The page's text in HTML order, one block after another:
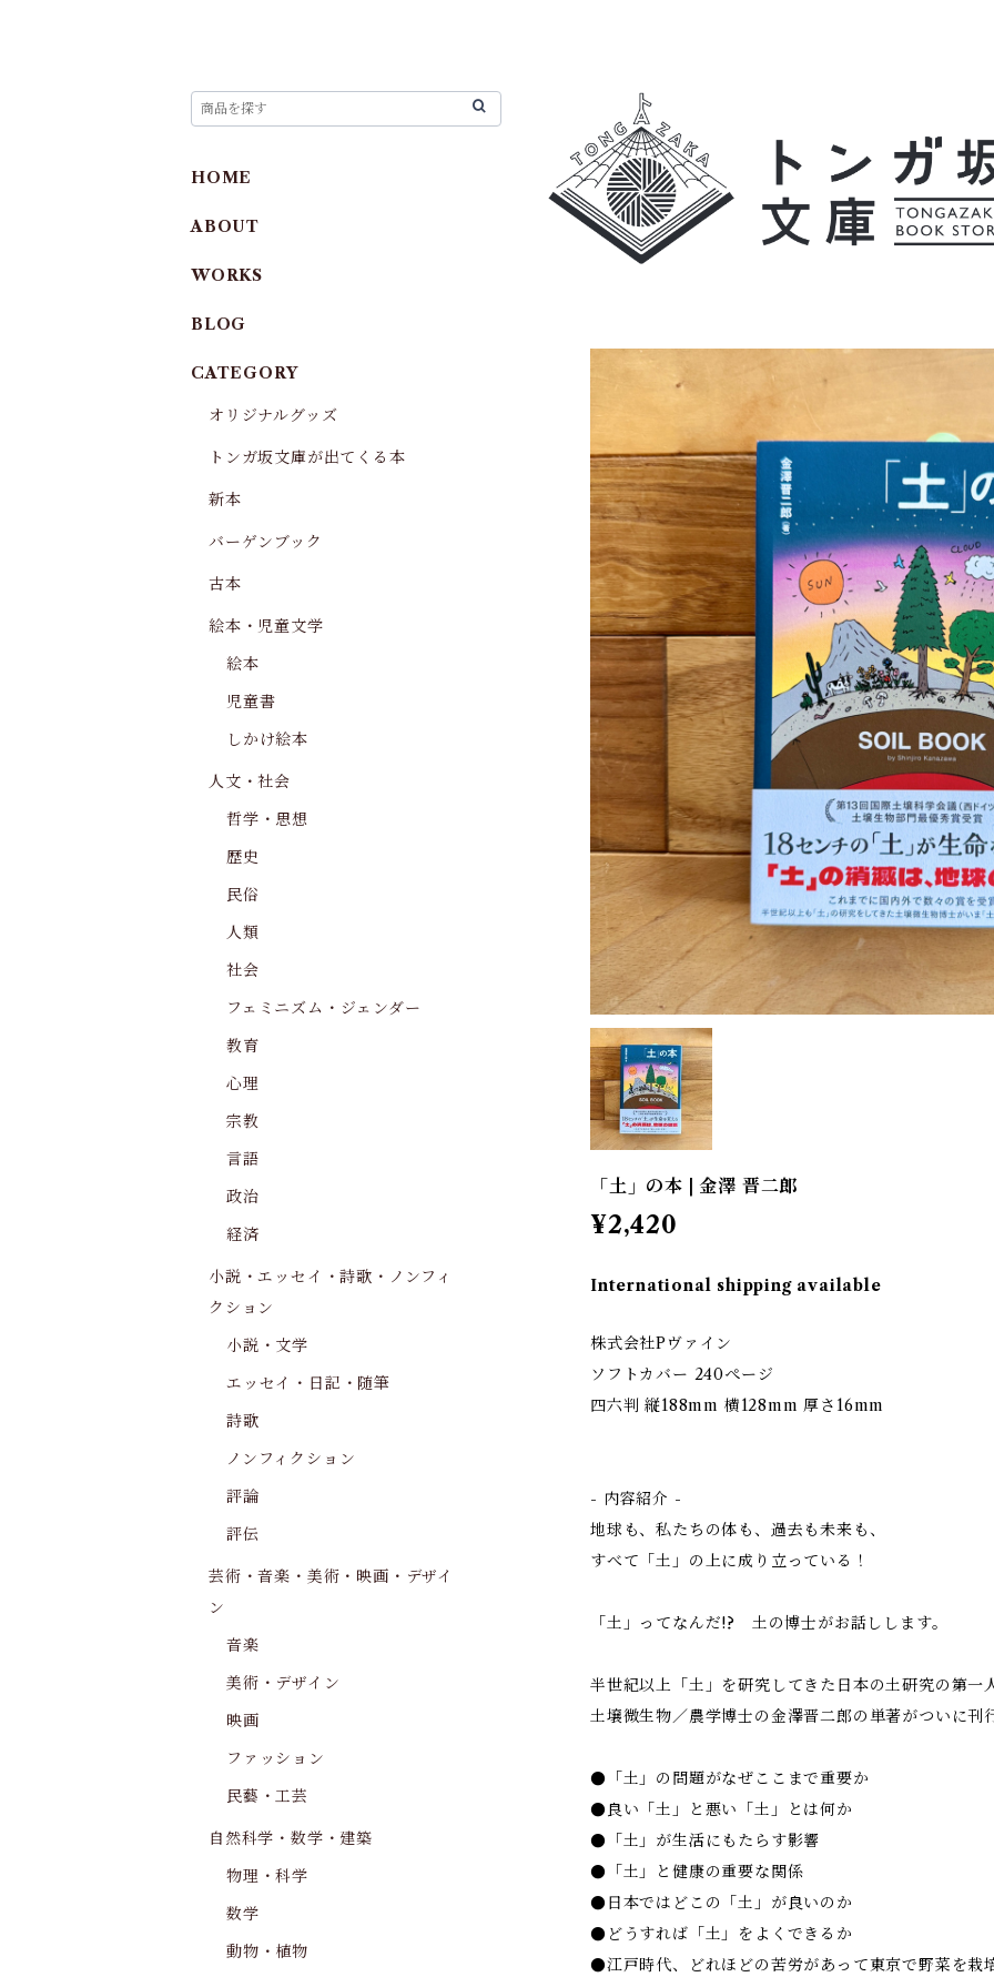
「土」の本 | 金澤 晋二郎
¥2,420
International shipping available
株式会社Pヴァイン
ソフトカバー 240ぺージ
四六判 縦188mm 横128mm 厚さ16mm
- 内容紹介 -
地球も、私たちの体も、過去も未来も、
すべて「土」の上に成り立っている！
「土」ってなんだ!? 土の博士がお話しします。
半世紀以上「土」を研究してきた日本の土研究の第一
土壌微生物／農学博士の金澤晋二郎の単著がついに刊
●「土」の問題がなぜここまで重要か
●良い「土」と悪い「土」とは何か
●「土」が生活にもたらす影響
●「土」と健康の重要な関係
●日本ではどこの「土」が良いのか
●どうすれば「土」をよくできるか
●江戸時代、どれほどの苦労があって東京で野菜を栽
HOME
ABOUT
WORKS
BLOG
CATEGORY
オリジナルグッズ
トンガ坂文庫が出てくる本
新本
バーゲンブック
古本
絵本・児童文学
絵本
児童書
しかけ絵本
人文・社会
哲学・思想
歴史
民俗
人類
社会
フェミニズム・ジェンダー
教育
心理
宗教
言語
政治
経済
小説・エッセイ・詩歌・ノンフィ
クション
小説・文学
エッセイ・日記・随筆
詩歌
ノンフィクション
評論
評伝
芸術・音楽・美術・映画・デザイ
ン
音楽
美術・デザイン
映画
ファッション
民藝・工芸
自然科学・数学・建築
物理・科学
数学
動物・植物